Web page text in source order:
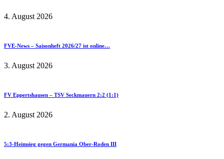
4. August 2026
FVE-News – Saisonheft 2026/27 ist online…
3. August 2026
FV Eppertshausen – TSV Seckmauern 2:2 (1:1)
2. August 2026
5:3-Heimsieg gegen Germania Ober-Roden III